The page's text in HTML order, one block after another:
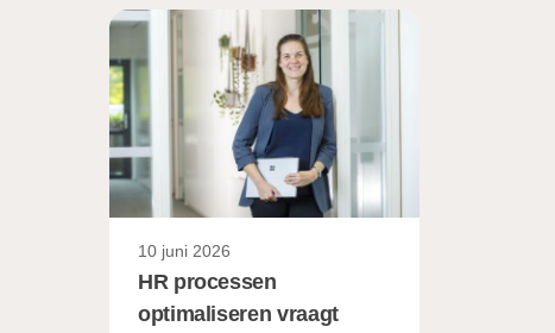
10 juni 2026
HR processen
optimaliseren vraagt